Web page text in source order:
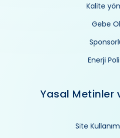
Kalite
Gebe
Enerji
Yasal Metinler
Site